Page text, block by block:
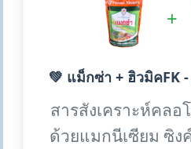
+
💚 แม็กซ่า + ฮิวมิคFK
สารสังเคราะห์คลอ
ด้วยแมกนีเซียม ซิงค์